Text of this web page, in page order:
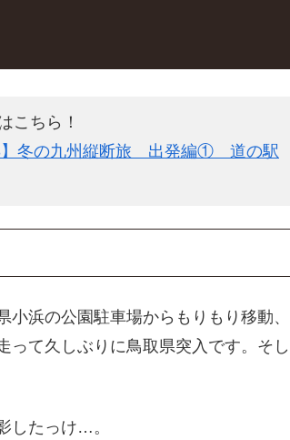
こちら！
】冬の九州縦断旅 出発編① 道の駅
浜の公園駐車場からもりもり移動、
って久しぶりに鳥取県突入です。そし
したっけ…。